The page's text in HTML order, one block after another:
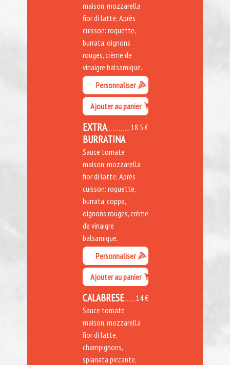
maison, mozzarella
fior di latte; Après
cuisson: roquette,
burrata, oignons
rouges, crème de
vinaigre balsamique.
Personnaliser
Ajouter au panier
18.5 €
EXTRA
BURRATINA
Sauce tomate
maison, mozzarella
fior di latte; Après
cuisson: roquette,
burrata, coppa,
oignons rouges, crème
de vinaigre
balsamique.
Personnaliser
Ajouter au panier
14 €
CALABRESE
Sauce tomate
maison, mozzarella
fior di latte,
champignons,
spianata piccante,